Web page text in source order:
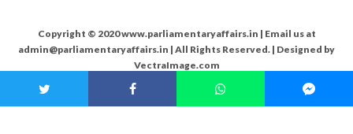
Copyright © 2020 www.parliamentaryaffairs.in | Email us at
admin@parliamentaryaffairs.in | All Rights Reserved. | Designed by
VectraImage.com